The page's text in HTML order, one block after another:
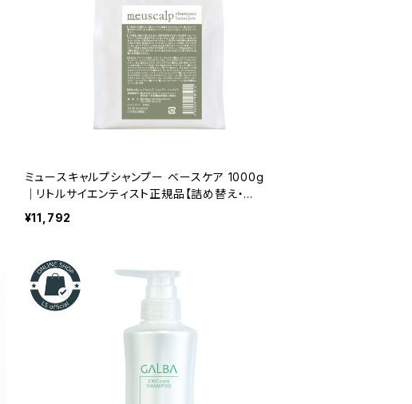
ミュースキャルプシャンプー ベースケア 1000g
｜リトルサイエンティスト正規品【詰め替え・大
容量】
¥11,792